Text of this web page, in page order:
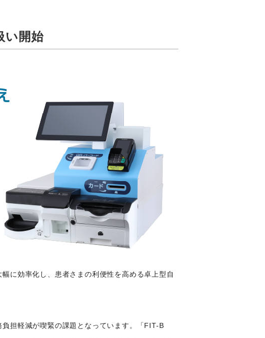
い開始
に効率化し、患者さまの利便性を高める卓上型自
担軽減が喫緊の課題となっています。「FIT-B